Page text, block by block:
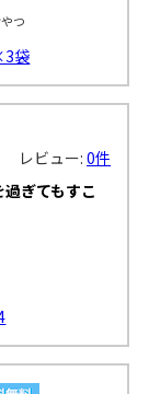
つ
袋
レビュー:0件
ぎてもすこ